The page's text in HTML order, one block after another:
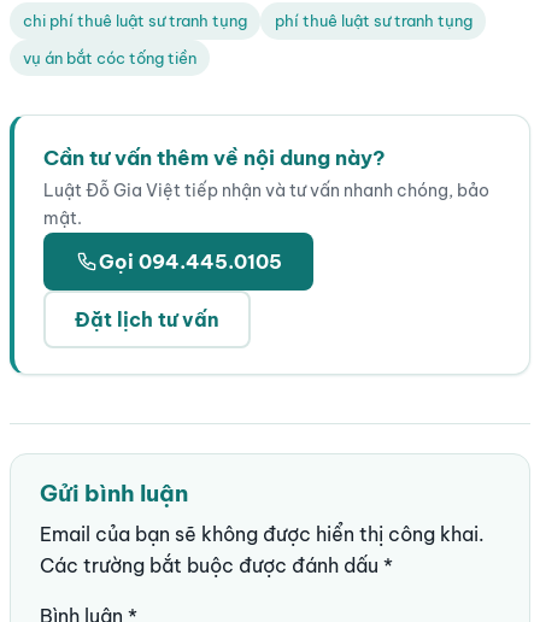
chi phí thuê luật sư tranh tụng
phí thuê luật sư tranh tụng
vụ án bắt cóc tống tiền
Cần tư vấn thêm về nội dung này?
Luật Đỗ Gia Việt tiếp nhận và tư vấn nhanh chóng, bảo
mật.
Gọi 094.445.0105
Đặt lịch tư vấn
Gửi bình luận
Email của bạn sẽ không được hiển thị công khai.
Các trường bắt buộc được đánh dấu *
Bình luận *